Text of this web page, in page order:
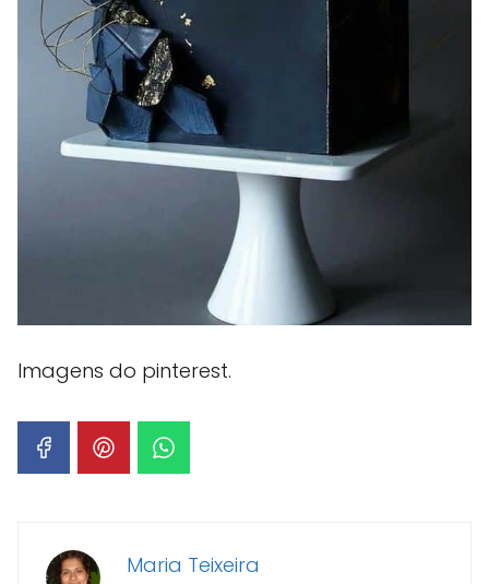
Imagens do pinterest.
Maria Teixeira